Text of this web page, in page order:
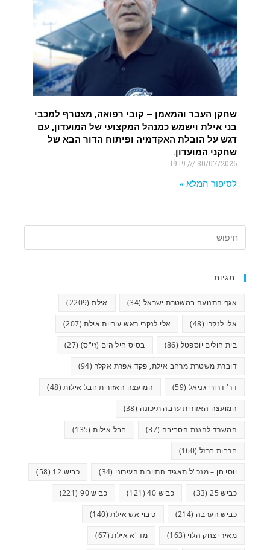
שחקן העבר והמאמן – קובי רפואה, מצטרף למכבי
בני אילת וישמש כמנהל המקצועי של המועדון, עם
דגש על הובלת האקדמיה ופיתוח הדור הבא של
שחקני המועדון.
30/07/2026
לסיפור המלא »
תגיות
אגף התנועה במשטרת ישראל (34) אילת(2209)
אלי לנקרי (48) אלי לנקרי ראש עיריית אילת(207)
בית חולים יוספטל (86) בסיס חיל הים (זי"ס) (27)
דוברת משטרת מרחב אילת, פקד אפרת אקלר (94)
דר' דרורי גניאל (59) המועצה האזורית חבל אילות(48)
המועצה האזורית ערבה תיכונה (38)
המשרד להגנת הסביבה (37) חבל אילות(135)
חרבות ברזל (160)
יוסי חן – מנכ"ל תאגיד התיירות העירוני (34) כביש 12 (58)
כביש 25 (33) כביש 40 (121) כביש 90 (221)
כביש הערבה (214) כיבוי אש אילת(140)
מאיר יצחק הלוי (163) מד"א אילת(67)